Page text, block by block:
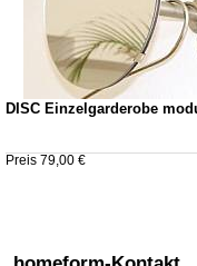
DISC Einzelgarderobe
Preis 79,00 €